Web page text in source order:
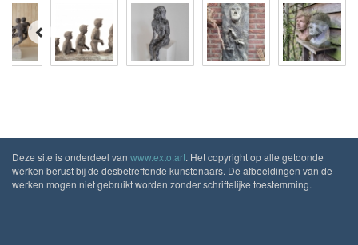
Deze site is onderdeel van www.exto.art. Het copyright op alle getoonde
werken berust bij de desbetreffende kunstenaars. De afbeeldingen van de
werken mogen niet gebruikt worden zonder schriftelijke toestemming.